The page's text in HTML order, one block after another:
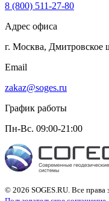
8 (800) 511-27-80
Адрес офиса
г. Москва, Дмитровское
Email
zakaz@soges.ru
График работы
Пн-Вс. 09:00-21:00
© 2026 SOGES.RU. Все